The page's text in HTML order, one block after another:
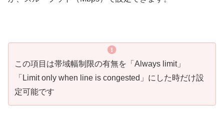
この項目は帯域幅制限の有無を「Always limit」
「Limit only when line is congested」にした時だけ設
定可能です